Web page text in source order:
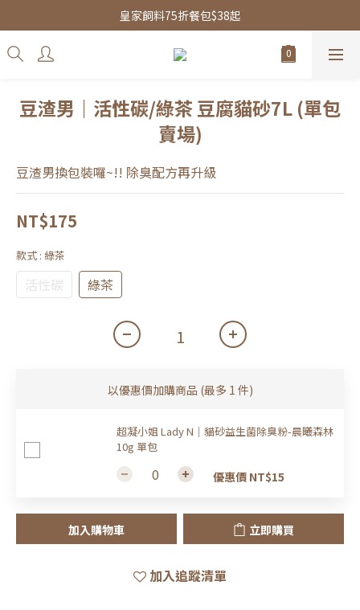
皇家飼料75折餐包$38起
皇家飼料75折餐包$38起
水魔素限時團購優惠
豆渣男｜活性碳/綠茶 豆腐貓砂7L (單包
賣場)
豆渣男換包裝囉~!! 除臭配方再升級
NT$175
款式 : 綠茶
活性碳 綠茶
以優惠價加購商品 (最多 1 件)
超凝小姐 Lady N｜貓砂益生菌除臭粉-晨曦森林
10g 單包
優惠價 NT$15
加入購物車 立即購買
加入追蹤清單